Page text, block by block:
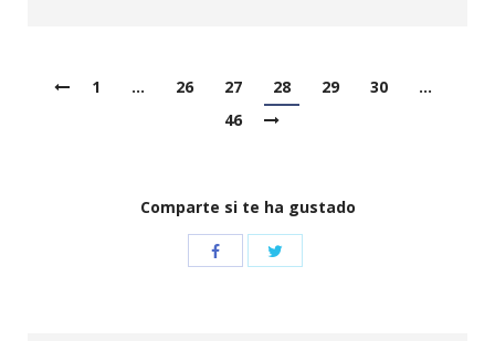
1 … 26 27 28 29 30
…
46
Comparte si te ha gustado